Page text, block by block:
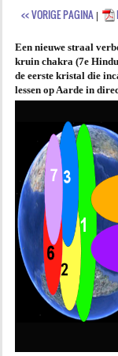
AGENDA
PRAKTIJK
<< VORIGE PAGINA |
Een nieuwe straal
kruin chakra (7e
de eerste kristal die
lessen op Aarde in